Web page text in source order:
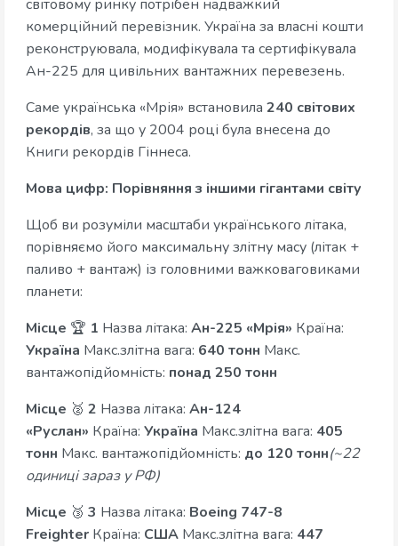
світовому ринку потрібен надважкий
комерційний перевізник. Україна за власні кошти
реконструювала, модифікувала та сертифікувала
Ан-225 для цивільних вантажних перевезень.
Саме українська «Мрія» встановила 240 світових
рекордів, за що у 2004 році була внесена до
Книги рекордів Гіннеса.
Мова цифр: Порівняння з іншими гігантами світу
Щоб ви розуміли масштаби українського літака,
порівняємо його максимальну злітну масу (літак +
паливо + вантаж) із головними важковаговиками
планети:
Місце 🏆 1 Назва літака: Ан-225 «Мрія» Країна:
Україна Макс.злітна вага: 640 тонн Макс.
вантажопідйомність: понад 250 тонн
Місце 🥈 2 Назва літака: Ан-124
«Руслан» Країна: Україна Макс.злітна вага: 405
тонн Макс. вантажопідйомність: до 120 тонн(~22
одиниці зараз у РФ)
Місце 🥉 3 Назва літака: Boeing 747-8
Freighter Країна: США Макс.злітна вага: 447